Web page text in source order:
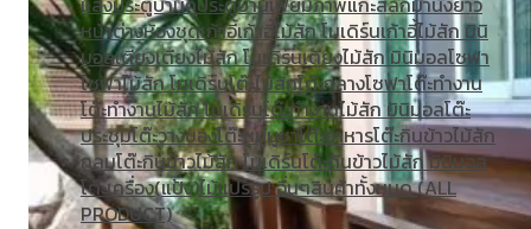
หน้าต่างห้องชุดเก้าอี้เก้าอี้ไม้สัก โมเดิร์นเก้าอี้ไม้สัก มินิ
มอลเตียงเตียงไม้สัก โมเดิร์นเตียงไม้สัก มินิมอลโซฟา
โซฟาไม้สัก โมเดิร์นโต๊ะไม้สักโต๊ะกลางโซฟาโต๊ะทำงาน
โต๊ะทํางานไม้สัก โมเดิร์นโต๊ะทำงานไม้สัก มินิมอลโต๊ะ
ประชุมโต๊ะวางของโต๊ะหมู่บูชาโต๊ะอาหารโต๊ะกินข้าวไม้สัก
กลมโต๊ะกินข้าวไม้สัก โมเดิร์นโต๊ะกินข้าวไม้สัก มินิมอล
โต๊ะเครื่อง(แป้ง)ไม้แปรรูป อื่นๆสินค้าทั้งหมด (ALL
PRODUCT)